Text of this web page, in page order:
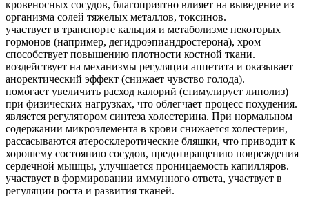
кровеносных сосудов, благоприятно влияет на выведение из
организма солей тяжелых металлов, токсинов.
участвует в транспорте кальция и метаболизме некоторых
гормонов (например, дегидроэпиандростерона), хром
способствует повышению плотности костной ткани.
воздействует на механизмы регуляции аппетита и оказывает
аноректический эффект (снижает чувство голода).
помогает увеличить расход калорий (стимулирует липолиз)
при физических нагрузках, что облегчает процесс похудения.
является регулятором синтеза холестерина. При нормальном
содержании микроэлемента в крови снижается холестерин,
рассасываются атеросклеротические бляшки, что приводит к
хорошему состоянию сосудов, предотвращению повреждения
сердечной мышцы, улучшается проницаемость капилляров.
участвует в формировании иммунного ответа, участвует в
регуляции роста и развития тканей.